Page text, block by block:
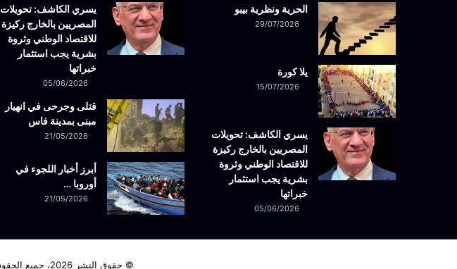
الحرية ونظرية بيبو
29/07/2026
يلا كورة
15/07/2026
يسري الكاشف: تحويلات
المصريين بالخارج ركيزة
للاقتصاد الوطني وثروة
بشرية يجب استثمار
خبراتها
05/06/2026
يسري الكاشف: تحويلات
المصريين بالخارج ركيزة
للاقتصاد الوطني وثروة
بشرية يجب استثمار
خبراتها
05/06/2026
قتلى وجرحى في انهيار
مبنى بمدينة فاس
21/05/2026
أبرز أخبار اللجوء في
أوروبا …
21/05/2026
© حقوق النشر 2026، جميع الحقوق محفوظة لدى موقع دليلي الاخبارية |